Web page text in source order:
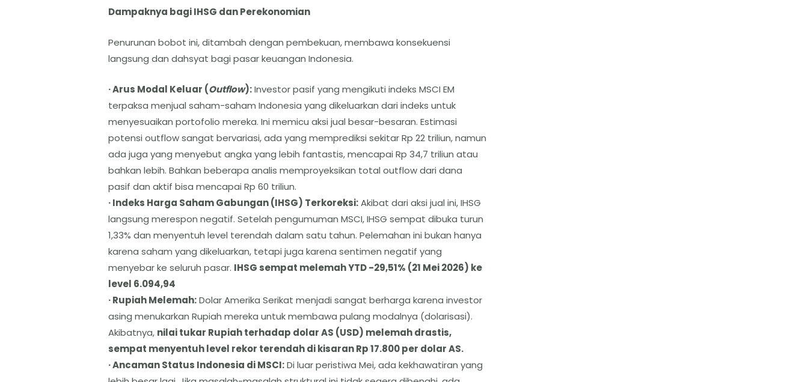
Dampaknya bagi IHSG dan Perekonomian
Penurunan bobot ini, ditambah dengan pembekuan, membawa konsekuensi
langsung dan dahsyat bagi pasar keuangan Indonesia.
· Arus Modal Keluar (Outflow):Investor pasif yang mengikuti indeks MSCI EM
terpaksa menjual saham-saham Indonesia yang dikeluarkan dari indeks untuk
menyesuaikan portofolio mereka. Ini memicu aksi jual besar-besaran. Estimasi
potensi outflow sangat bervariasi, ada yang memprediksi sekitar Rp 22 triliun, namun
ada juga yang menyebut angka yang lebih fantastis, mencapai Rp 34,7 triliun atau
bahkan lebih. Bahkan beberapa analis memproyeksikan total outflow dari dana
pasif dan aktif bisa mencapai Rp 60 triliun.
· Indeks Harga Saham Gabungan (IHSG) Terkoreksi:Akibat dari aksi jual ini, IHSG
langsung merespon negatif. Setelah pengumuman MSCI, IHSG sempat dibuka turun
1,33% dan menyentuh level terendah dalam satu tahun. Pelemahan ini bukan hanya
karena saham yang dikeluarkan, tetapi juga karena sentimen negatif yang
menyebar ke seluruh pasar. IHSG sempat melemah YTD -29,51% (21 Mei 2026) ke
level 6.094,94
· Rupiah Melemah:Dolar Amerika Serikat menjadi sangat berharga karena investor
asing menukarkan Rupiah mereka untuk membawa pulang modalnya (dolarisasi).
Akibatnya, nilai tukar Rupiah terhadap dolar AS (USD) melemah drastis,
sempat menyentuh level rekor terendah di kisaran Rp 17.800 per dolar AS.
· Ancaman Status Indonesia di MSCI:Di luar peristiwa Mei, ada kekhawatiran yang